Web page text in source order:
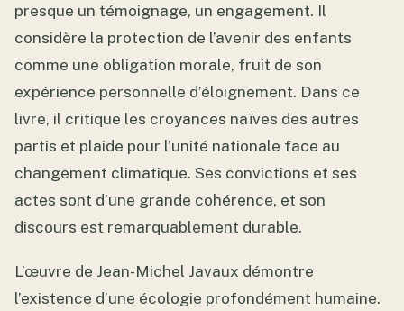
presque un témoignage, un engagement. Il
considère la protection de l’avenir des enfants
comme une obligation morale, fruit de son
expérience personnelle d’éloignement. Dans ce
livre, il critique les croyances naïves des autres
partis et plaide pour l’unité nationale face au
changement climatique. Ses convictions et ses
actes sont d’une grande cohérence, et son
discours est remarquablement durable.
L’œuvre de Jean-Michel Javaux démontre
l’existence d’une écologie profondément humaine.